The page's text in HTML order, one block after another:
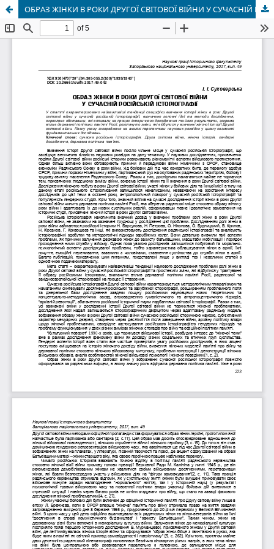
ОБРАЗ ЖІНКИ В РОКИ ДРУГОЇ СВІТОВОЇ ВІЙНИ У СУЧАСНІЙ РОСІЙСЬКІЙ ІСТОРІОГРАФІЇ